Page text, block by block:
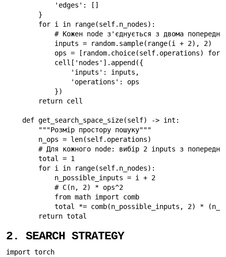
            'edges': []
        }
        for i in range(self.n_nodes):
# Кожен node з'єднується з двома
inputs = random.sample(range(i + 2), 2)
ops = [random.choice(self.operations) for
            cell['nodes'].append({
                'inputs': inputs,
                'operations': ops
            })
        return cell
    def get_search_space_size(self) -> int:
        """Розмір простору пошуку"""
        n_ops = len(self.operations)
# Для кожного node: вибір 2 inputs з
        total = 1
        for i in range(self.n_nodes):
            n_possible_inputs = i + 2
            # C(n, 2) * ops^2
            from math import comb
total *= comb(n_possible_inputs, 2) *
        return total
2. SEARCH STRATEGY
import torch